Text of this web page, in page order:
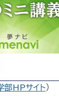
部HPサイト）